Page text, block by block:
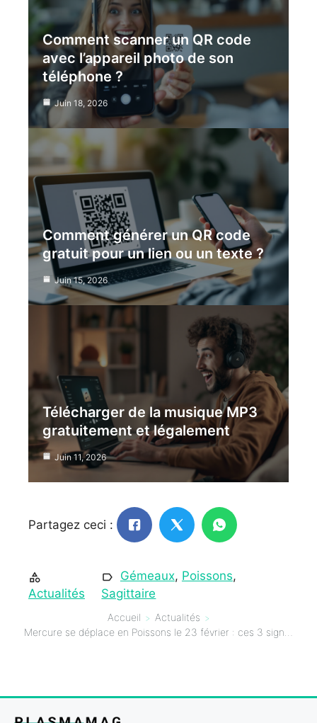
Comment scanner un QR code
avec l’appareil photo de son
téléphone ?
Juin 18, 2026
Comment générer un QR code
gratuit pour un lien ou un texte ?
Juin 15, 2026
Télécharger de la musique MP3
gratuitement et légalement
Juin 11, 2026
Partagez ceci :
Actualités
Gémeaux, Poissons,
Sagittaire
Accueil
Actualités